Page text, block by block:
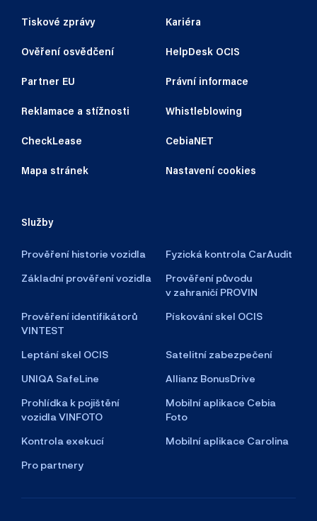
Tiskové zprávy Kariéra
Ověření osvědčení HelpDesk OCIS
Partner EU Právní informace
Reklamace a stížnosti Whistleblowing
CheckLease CebiaNET
Mapa stránek Nastavení cookies
Služby
Prověření historie vozidla
Fyzická kontrola CarAudit
Základní prověření vozidla
Prověření původu
v zahraničí PROVIN
Prověření identifikátorů
VINTEST
Pískování skel OCIS
Leptání skel OCIS
Satelitní zabezpečení
UNIQA SafeLine
Allianz BonusDrive
Prohlídka k pojištění
vozidla VINFOTO
Mobilní aplikace Cebia
Foto
Kontrola exekucí
Mobilní aplikace Carolina
Pro partnery